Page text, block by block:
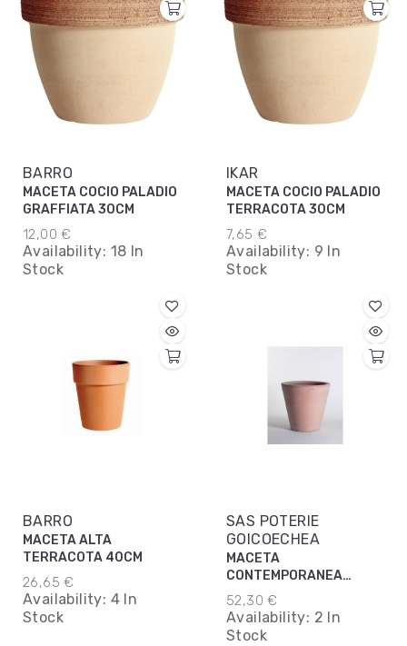
BARRO
MACETA COCIO PALADIO
GRAFFIATA 30CM
12,00 €
Availability: 18 In
Stock
IKAR
MACETA COCIO PALADIO
TERRACOTA 30CM
7,65 €
Availability: 9 In
Stock
BARRO
MACETA ALTA
TERRACOTA 40CM
26,65 €
Availability: 4 In
Stock
SAS POTERIE
GOICOECHEA
MACETA
CONTEMPORANEA
39X38CM
52,30 €
Availability: 2 In
Stock